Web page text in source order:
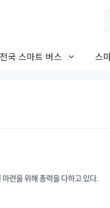
전국 스마트 버스 스
련을 위해 총력을 다하고 있다.